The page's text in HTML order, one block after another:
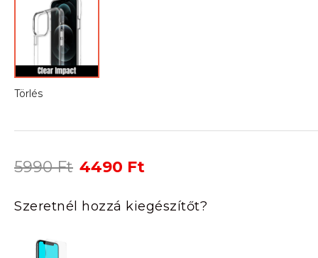
Törlés
5990Ft Original
was:
5990 Ft.
4490 Ft
is:
4490 Ft.
Szeretnél hozzá kiegészítőt?